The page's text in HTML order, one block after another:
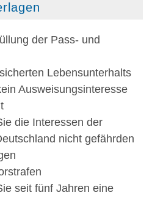
der Pass- und
Lebensunterhalts
Ausweisungsinteresse
die Interessen der
nicht gefährden
seit fünf Jahren eine